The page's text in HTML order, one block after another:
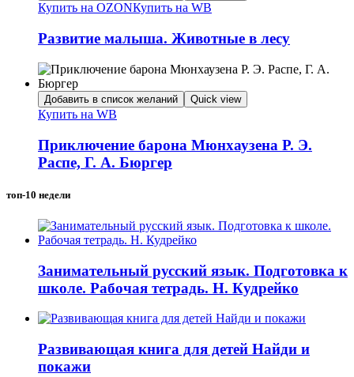
Купить на OZONКупить на WB
Развитие малыша. Животные в лесу
Добавить в список желаний Quick view
Купить на WB
Приключение барона Мюнхаузена Р. Э.
Распе, Г. А. Бюргер
топ-10 недели
Занимательный русский язык. Подготовка к
школе. Рабочая тетрадь. Н. Кудрейко
Развивающая книга для детей Найди и
покажи